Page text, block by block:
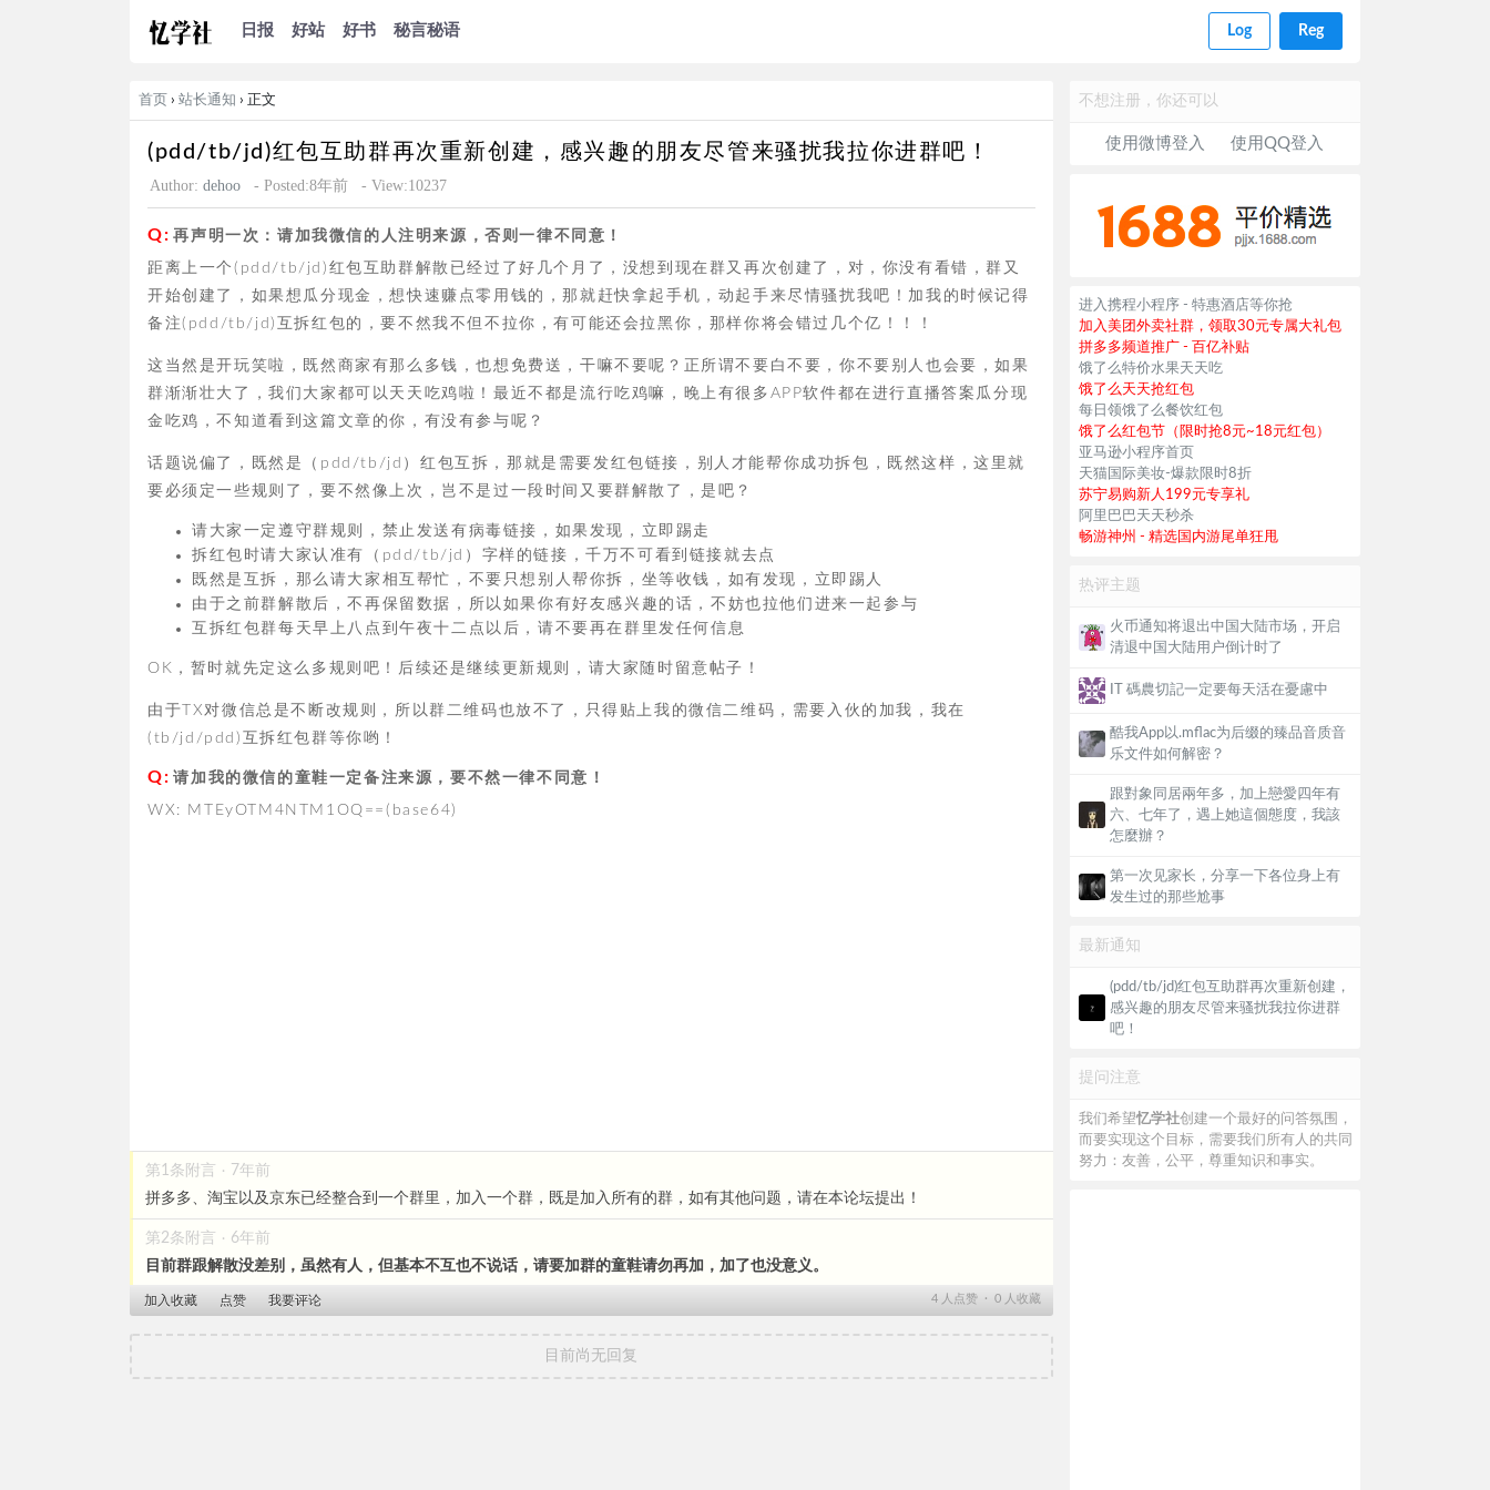
日报 好站 好书 秘言秘语 Log Reg
首页 › 站长通知 › 正文
(pdd/tb/jd)红包互助群再次重新创建，感兴趣的朋友尽管来骚扰我拉你进群吧！
Author: dehoo - Posted:8年前 - View:10237
再声明一次：请加我微信的人注明来源，否则一律不同意！
距离上一个(pdd/tb/jd)红包互助群解散已经过了好几个月了，没想到现在群又再次创建了，对，你没有看错，群又
开始创建了，如果想瓜分现金，想快速赚点零用钱的，那就赶快拿起手机，动起手来尽情骚扰我吧！加我的时候记得
备注(pdd/tb/jd)互拆红包的，要不然我不但不拉你，有可能还会拉黑你，那样你将会错过几个亿！！！
这当然是开玩笑啦，既然商家有那么多钱，也想免费送，干嘛不要呢？正所谓不要白不要，你不要别人也会要，如果
群渐渐壮大了，我们大家都可以天天吃鸡啦！最近不都是流行吃鸡嘛，晚上有很多APP软件都在进行直播答案瓜分现
金吃鸡，不知道看到这篇文章的你，有没有参与呢？
话题说偏了，既然是（pdd/tb/jd）红包互拆，那就是需要发红包链接，别人才能帮你成功拆包，既然这样，这里就
要必须定一些规则了，要不然像上次，岂不是过一段时间又要群解散了，是吧？
请大家一定遵守群规则，禁止发送有病毒链接，如果发现，立即踢走
拆红包时请大家认准有（pdd/tb/jd）字样的链接，千万不可看到链接就去点
既然是互拆，那么请大家相互帮忙，不要只想别人帮你拆，坐等收钱，如有发现，立即踢人
由于之前群解散后，不再保留数据，所以如果你有好友感兴趣的话，不妨也拉他们进来一起参与
互拆红包群每天早上八点到午夜十二点以后，请不要再在群里发任何信息
OK，暂时就先定这么多规则吧！后续还是继续更新规则，请大家随时留意帖子！
由于TX对微信总是不断改规则，所以群二维码也放不了，只得贴上我的微信二维码，需要入伙的加我，我在
(tb/jd/pdd)互拆红包群等你哟！
请加我的微信的童鞋一定备注来源，要不然一律不同意！
WX: MTEyOTM4NTM1OQ==(base64)
第1条附言 ·
7年前
拼多多、淘宝以及京东已经整合到一个群里，加入一个群，既是加入所有的群，如有其他问题，请在本论坛提出！
第2条附言 · 6年前
目前群跟解散没差别，虽然有人，但基本不互也不说话，请要加群的童鞋请勿再加，加了也没意义。
4人点赞 ∙ 0人收藏
加入收藏 点赞 我要评论
目前尚无回复
不想注册，你还可以
使用微博登入 使用QQ登入
进入携程小程序 - 特惠酒店等你抢
加入美团外卖社群，领取30元专属大礼包
拼多多频道推广 - 百亿补贴
饿了么特价水果天天吃
饿了么天天抢红包
每日领饿了么餐饮红包
饿了么红包节（限时抢8元~18元红包）
亚马逊小程序首页
天猫国际美妆-爆款限时8折
苏宁易购新人199元专享礼
阿里巴巴天天秒杀
畅游神州 - 精选国内游尾单狂甩
热评主题
火币通知将退出中国大陆市场，开启
清退中国大陆用户倒计时了
IT 碼農切記一定要每天活在憂慮中
酷我App以.mflac为后缀的臻品音质音
乐文件如何解密？
跟對象同居兩年多，加上戀愛四年有
六、七年了，遇上她這個態度，我該
怎麼辦？
第一次见家长，分享一下各位身上有
发生过的那些尬事
最新通知
(pdd/tb/jd)红包互助群再次重新创建，
感兴趣的朋友尽管来骚扰我拉你进群
吧！
提问注意
我们希望忆学社创建一个最好的问答氛围，
而要实现这个目标，需要我们所有人的共同
努力：友善，公平，尊重知识和事实。